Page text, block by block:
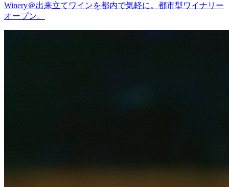
Winery＠出来立てワインを都内で気軽に。都市型ワイナリー
オープン。